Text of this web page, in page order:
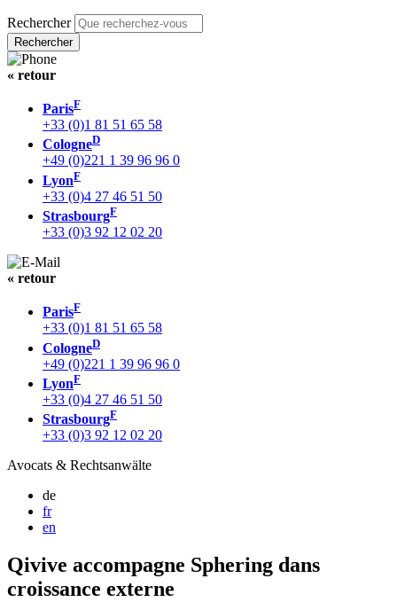
Rechercher
« retour
ParisF
+33 (0)1 81 51 65 58
CologneD
+49 (0)221 1 39 96 96 0
LyonF
+33 (0)4 27 46 51 50
StrasbourgF
+33 (0)3 92 12 02 20
« retour
ParisF
+33 (0)1 81 51 65 58
CologneD
+49 (0)221 1 39 96 96 0
LyonF
+33 (0)4 27 46 51 50
StrasbourgF
+33 (0)3 92 12 02 20
Avocats & Rechtsanwälte
de
fr
en
Qivive accompagne Sphering dans
croissance externe